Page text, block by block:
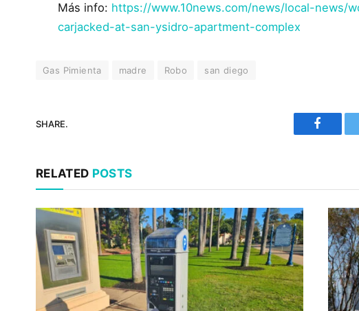
Más info: https://www.10news.com/news/local-news/
carjacked-at-san-ysidro-apartment-complex
Gas Pimienta madre Robo san diego
SHARE.
RELATED POSTS